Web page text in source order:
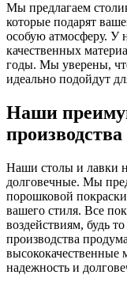
Мы предлагаем
которые подарят
особую атмосферу. У
качественных
годы. Мы уверены,
идеально подойдут
Наши
производства
Наши столы и лавки
долговечные. Мы
порошковой
вашего стиля. Все
воздействиям, будь
производства
высококачественные
надежность и